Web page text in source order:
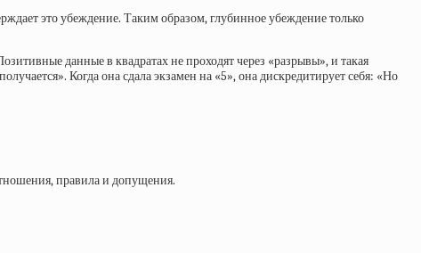
это убеждение. Таким образом, глубинное убеждение только
данные в квадратах не проходят через «разрывы», и такая
Когда она сдала экзамен на «5», она дискредитирует себя: «Но
правила и допущения.